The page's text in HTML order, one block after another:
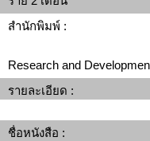
สำนักพิมพ์ :
Research and
รายละเอียด :
ชื่อหนังสือ :